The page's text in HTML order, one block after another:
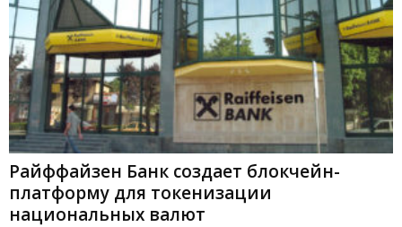
Райффайзен Банк создает блокчейн-
платформу для токенизации
национальных валют